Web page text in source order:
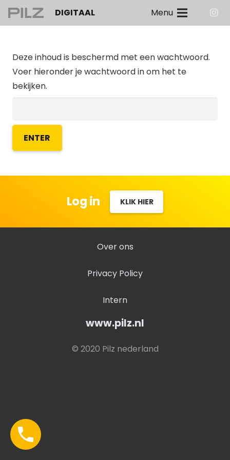
DIGITAAL Menu
Deze inhoud is beschermd met een wachtwoord.
Voer hieronder je wachtwoord in om het te
bekijken.
Log in KLIK HIER
Over ons
Privacy Policy
Intern
www.pilz.nl
© 2020 Pilz nederland